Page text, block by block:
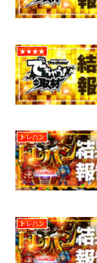
★★★★
トレハン
トレハン